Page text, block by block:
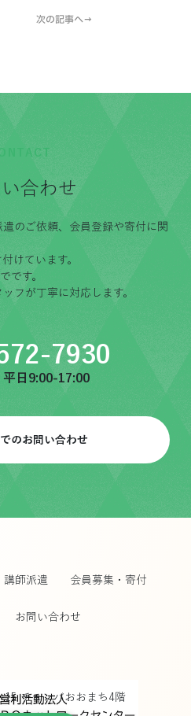
次の記事へ→
合わせ
のご依頼、会員登録や寄付に関
けています。
です。
フが丁寧に対応します。
7930
平日9:00-17:00
のお問い合わせ
講師派遣 会員募集・寄付
お問い合わせ
15 チェンバおおまち4階